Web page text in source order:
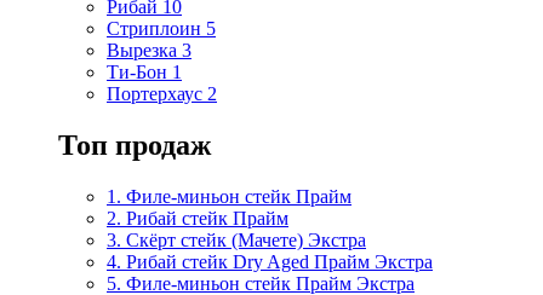
Рибай 10
Стриплоин 5
Вырезка 3
Ти-Бон 1
Портерхаус 2
Топ продаж
1. Филе-миньон стейк Прайм
2. Рибай cтейк Прайм
3. Скёрт стейк (Мачете) Экстра
4. Рибай стейк Dry Aged Прайм Экстра
5. Филе-миньон стейк Прайм Экстра